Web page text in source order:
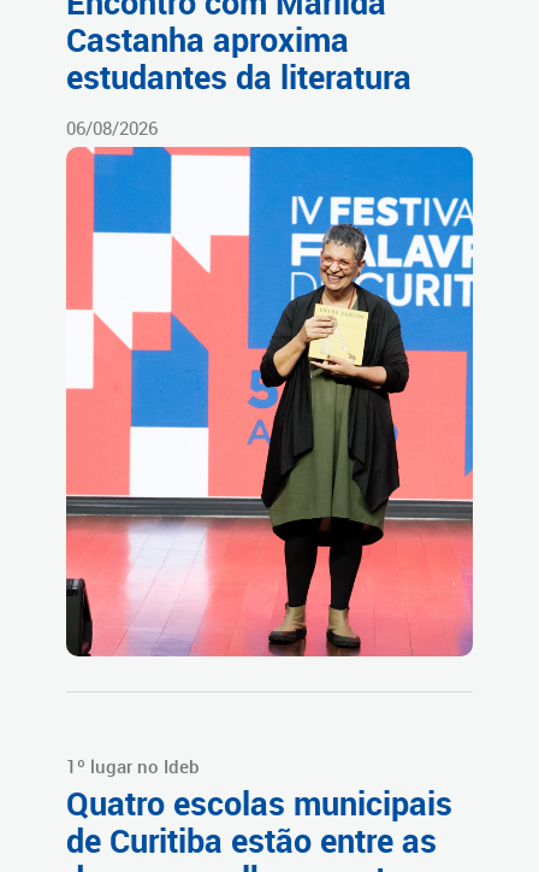
Castanha aproxima
estudantes da literatura
06/08/2026
1º lugar no Ideb
Quatro escolas municipais
de Curitiba estão entre as